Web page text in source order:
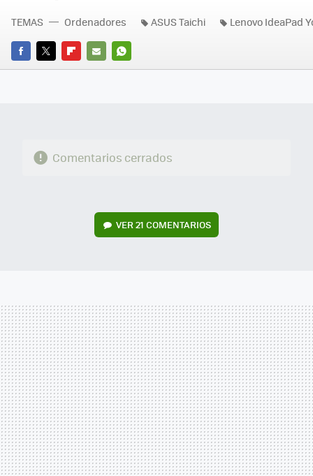
FACEBOOK
TWITTERFLIPBOARD
E-
WHATSAPP
TEMAS Ordenadores ASUS Taichi Lenovo IdeaPad
Comentarios cerrados
VER21 COMENTARIOS